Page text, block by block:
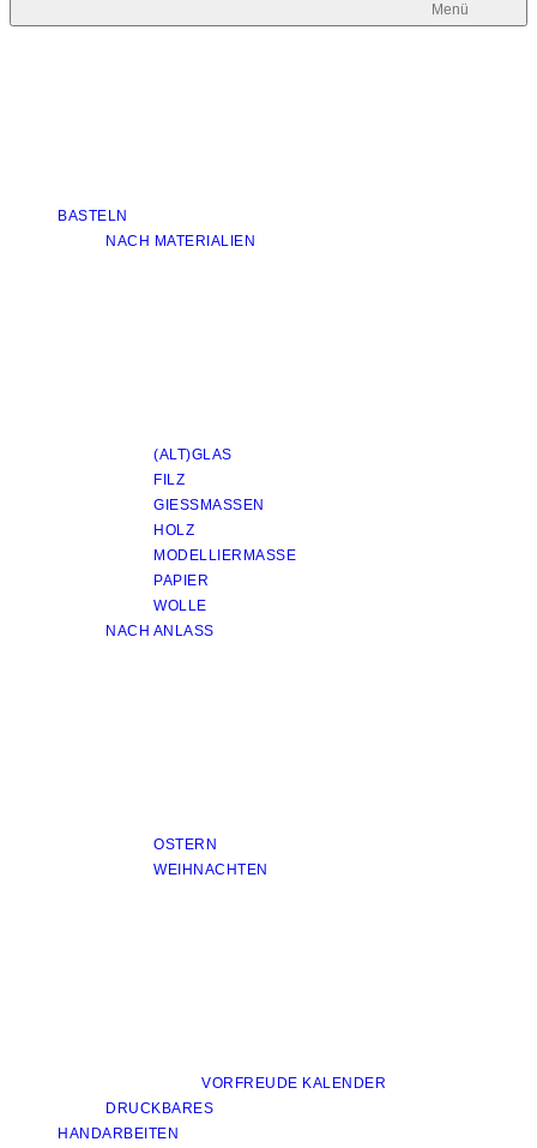
Menü
BASTELN
NACH MATERIALIEN
(ALT)GLAS
FILZ
GIESSMASSEN
HOLZ
MODELLIERMASSE
PAPIER
WOLLE
NACH ANLASS
OSTERN
WEIHNACHTEN
VORFREUDE KALENDER
DRUCKBARES
HANDARBEITEN